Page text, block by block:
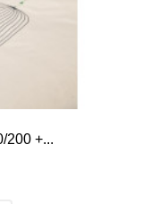
200 +...